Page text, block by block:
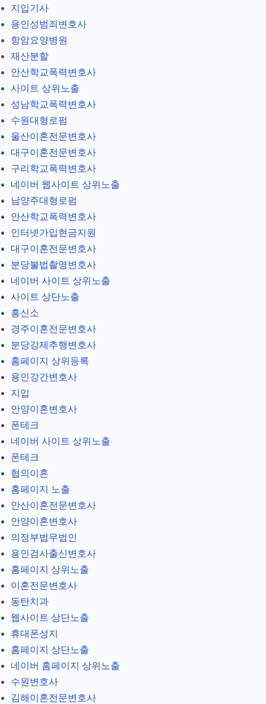
지입기사
용인성범죄변호사
항암요양병원
재산분할
안산학교폭력변호사
사이트 상위노출
성남학교폭력변호사
수원대형로펌
울산이혼전문변호사
대구이혼전문변호사
구리학교폭력변호사
네이버 웹사이트 상위노출
남양주대형로펌
안산학교폭력변호사
인터넷가입현금지원
대구이혼전문변호사
분당불법촬영변호사
네이버 사이트 상위노출
사이트 상단노출
흥신소
경주이혼전문변호사
분당강제추행변호사
홈페이지 상위등록
용인강간변호사
지입
안양이혼변호사
폰테크
네이버 사이트 상위노출
폰테크
협의이혼
홈페이지 노출
안산이혼전문변호사
안양이혼변호사
의정부법무법인
용인검사출신변호사
홈페이지 상위노출
이혼전문변호사
동탄치과
웹사이트 상단노출
휴대폰성지
홈페이지 상단노출
네이버 홈페이지 상위노출
수원변호사
김해이혼전문변호사